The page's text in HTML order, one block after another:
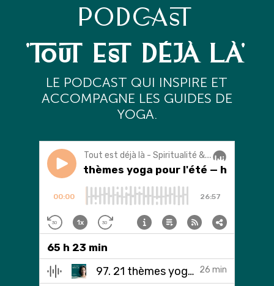
PODCAST
'TOUT EST DÉJÀ LÀ'
LE PODCAST QUI INSPIRE ET
ACCOMPAGNE LES GUIDES DE
YOGA.